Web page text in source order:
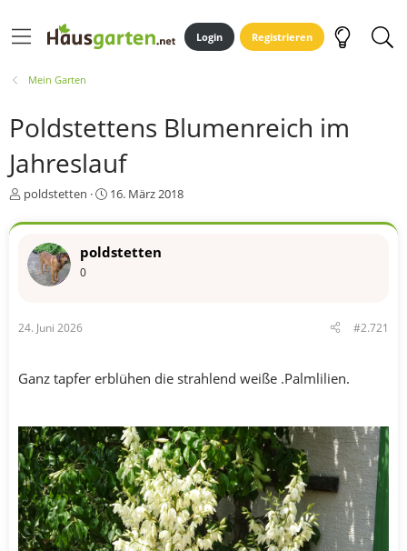
Login Registrieren
Mein Garten
Poldstettens Blumenreich im
Jahreslauf
E
s
e
r
poldstetten
E
s
e
16. März 2018
poldstetten
0
24. Juni 2026 #2.721
Ganz tapfer erblühen die strahlend weiße .Palmlilien.